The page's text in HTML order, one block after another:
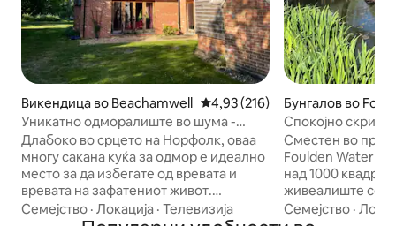
Викендица во Beachamwell Просечна оцена: 4,93 од 5,
4,93 (216)
Уникатно одморалиште во шума -
совршено место за одмор
Длабоко во срцето на Норфолк, оваа
многу сакана куќа за одмор е идеално
место за да избегате од вревата и
вревата на зафатениот живот.
ВУДЛЕНДС е модерна викендица со
Семејство · Локација · Телевизија
Бунгалов во
Спокојно
воденица
Сместен во
Foulden
над 1000
живеалиште со
погодности. На
Семејство ·